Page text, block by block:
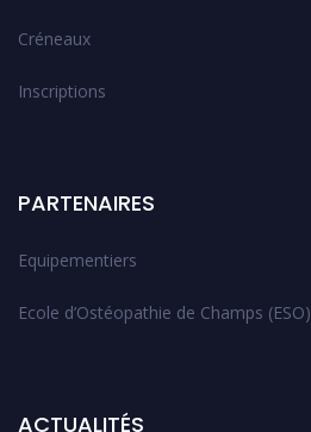
Créneaux
Inscriptions
PARTENAIRES
Equipementiers
Ecole d’Ostéopathie de Champs (ESO)
ACTUALITÉS